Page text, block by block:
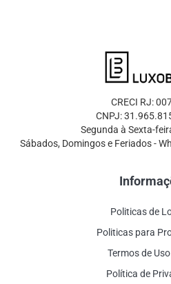
CRECI RJ:
CNPJ:
Segunda à Sexta-
Sábados, Domingos e Feriados -
Politicas de
Politicas para
Termos de
Política de